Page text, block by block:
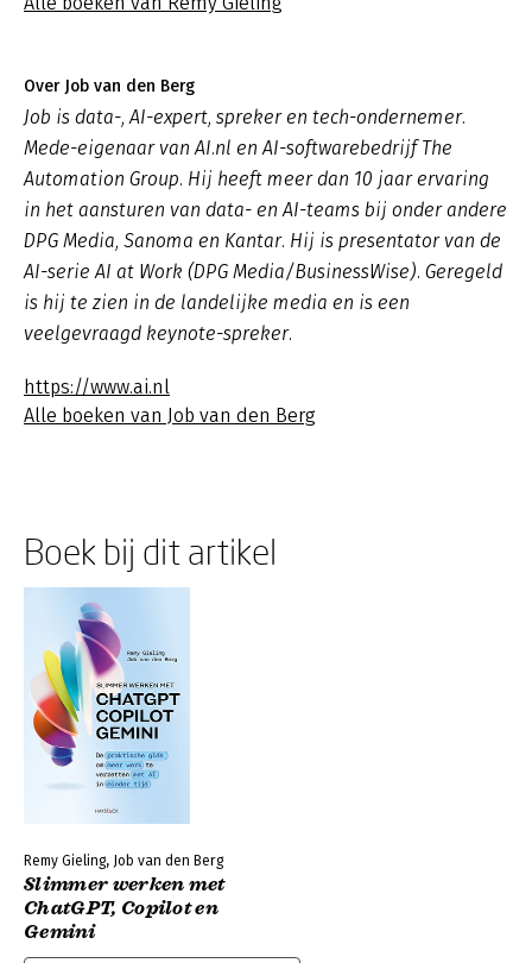
Over Job van den Berg
Job is data-, AI-expert, spreker en tech-ondernemer.
Mede-eigenaar van AI.nl en AI-softwarebedrijf The
Automation Group. Hij heeft meer dan 10 jaar ervaring
in het aansturen van data- en AI-teams bij onder andere
DPG Media, Sanoma en Kantar. Hij is presentator van de
AI-serie AI at Work (DPG Media/BusinessWise). Geregeld
is hij te zien in de landelijke media en is een
veelgevraagd keynote-spreker.
https://www.ai.nl
Alle boeken van Job van den Berg
Boek bij dit artikel
Remy Gieling, Job van den Berg
Slimmer werken met
ChatGPT, Copilot en
Gemini